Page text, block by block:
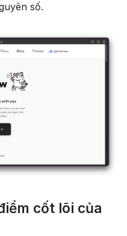
số.
cốt lõi của